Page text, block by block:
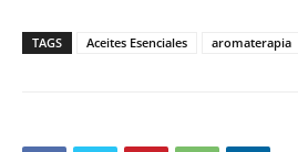
TAGS Aceites Esenciales aromaterapia